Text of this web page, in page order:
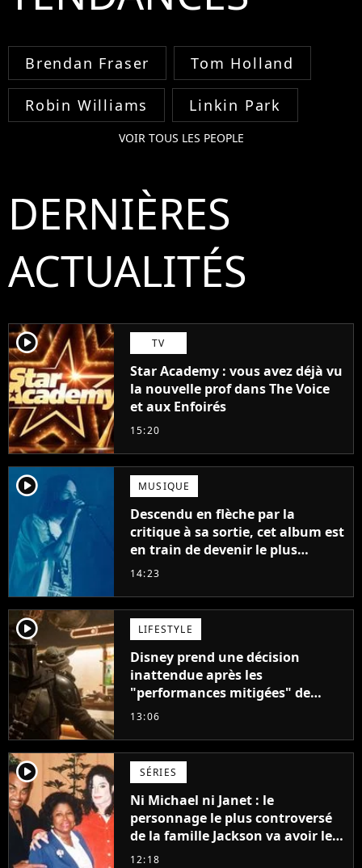
Brendan Fraser Tom Holland
Robin Williams Linkin Park
VOIR TOUS LES PEOPLE
DERNIÈRES
ACTUALITÉS
player2 TV
Star Academy : vous avez déjà vu
la nouvelle prof dans The Voice
et aux Enfoirés
15:20
player2 MUSIQUE
Descendu en flèche par la
critique à sa sortie, cet album est
en train de devenir le plus
populaire de son auteur
14:23
player2 LIFESTYLE
Disney prend une décision
inattendue après les
"performances mitigées" de
Vaiana et The Mandalorian &
13:06
player2 SÉRIES
Ni Michael ni Janet : le
personnage le plus controversé
de la famille Jackson va avoir le
droit à sa propre série
12:18